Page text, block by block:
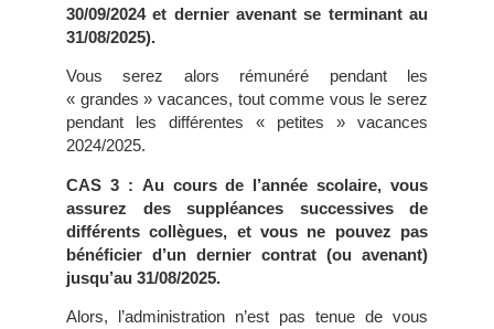
30/09/2024 et dernier avenant se terminant au
31/08/2025).
Vous serez alors rémunéré pendant les
« grandes » vacances, tout comme vous le serez
pendant les différentes « petites » vacances
2024/2025.
CAS 3 : Au cours de l’année scolaire, vous
assurez des suppléances successives de
différents collègues, et vous ne pouvez pas
bénéficier d’un dernier contrat (ou avenant)
jusqu’au 31/08/2025.
Alors, l’administration n’est pas tenue de vous